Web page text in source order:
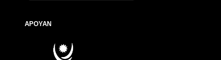
APOYAN